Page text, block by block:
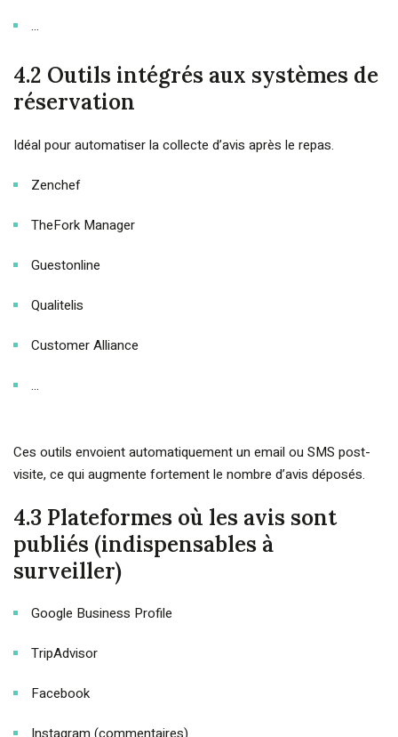
…
4.2 Outils intégrés aux systèmes de
réservation
Idéal pour automatiser la collecte d’avis après le repas.
Zenchef
TheFork Manager
Guestonline
Qualitelis
Customer Alliance
…
Ces outils envoient automatiquement un email ou SMS post-
visite, ce qui augmente fortement le nombre d’avis déposés.
4.3 Plateformes où les avis sont
publiés (indispensables à
surveiller)
Google Business Profile
TripAdvisor
Facebook